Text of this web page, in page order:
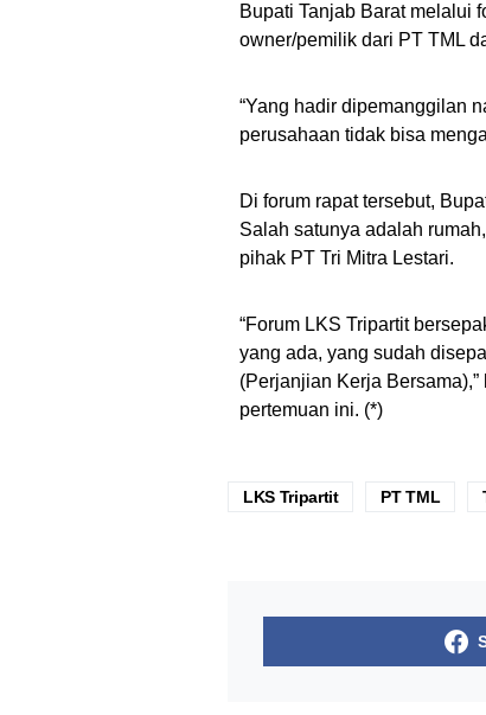
Bupati Tanjab Barat melalui
owner/pemilik dari PT TML
“Yang hadir dipemanggilan
perusahaan tidak bisa
Di forum rapat tersebut,
Salah satunya adalah
pihak PT Tri Mitra Lestari.
“Forum LKS Tripartit
yang ada, yang sudah
(Perjanjian Kerja
pertemuan ini. (*)
LKS Tripartit PT TML